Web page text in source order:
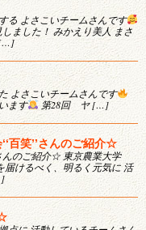
る よさこいチームさんです
ました！ みかえり美人 まさ
[…]
よさこいチームさんです
ます
第28回 ヤ […]
百笑’’さんのご紹介☆
んのご紹介☆ 東京農業大学
届けるべく、明るく元気に 活